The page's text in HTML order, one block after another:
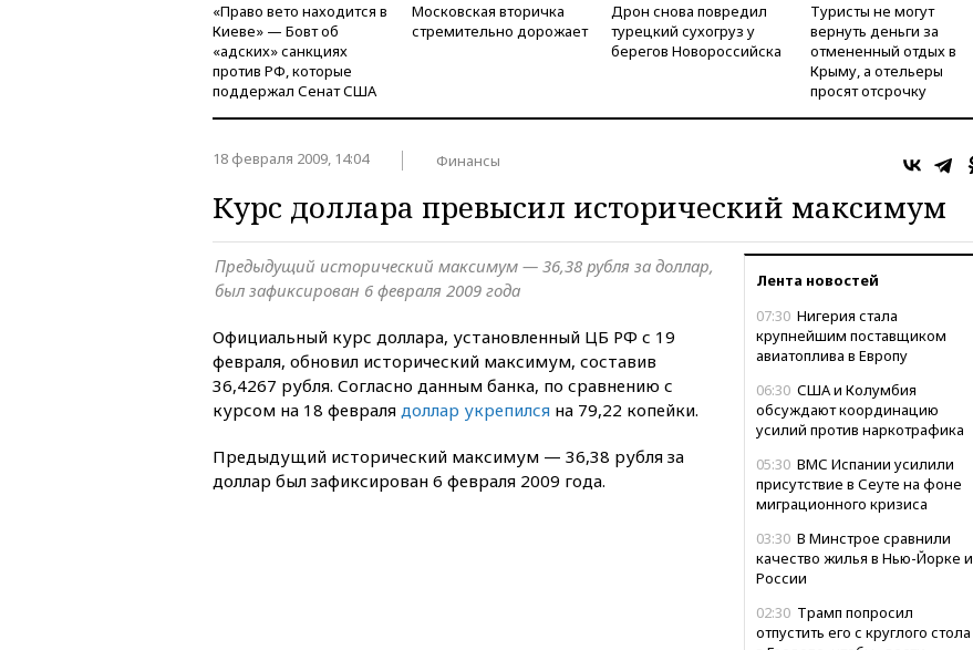
«Право вето находится в
Киеве» — Бовт об
«адских» санкциях
против РФ, которые
поддержал Сенат США
Московская вторичка
стремительно дорожает
Дрон снова повредил
турецкий сухогруз у
берегов Новороссийска
Туристы не могут
вернуть деньги за
отмененный отдых в
Крыму, а отельеры
просят отсрочку
18 февраля 2009, 14:04 Финансы
Курс доллара превысил исторический максимум
Лента новостей
07:30 Нигерия стала
крупнейшим поставщиком
авиатоплива в Европу
06:30 США и Колумбия
обсуждают координацию
усилий против наркотрафика
05:30 ВМС Испании усилили
присутствие в Сеуте на фоне
миграционного кризиса
03:30 В Минстрое сравнили
качество жилья в Нью-Йорке и
России
02:30 Трамп попросил
отпустить его с круглого стола
Предыдущий исторический максимум — 36,38 рубля за доллар,
был зафиксирован 6 февраля 2009 года
Официальный курс доллара, установленный ЦБ РФ с 19
февраля, обновил исторический максимум, составив
36,4267 рубля. Согласно данным банка, по сравнению с
курсом на 18 февраля доллар укрепился на 79,22 копейки.
Предыдущий исторический максимум — 36,38 рубля за
доллар был зафиксирован 6 февраля 2009 года.